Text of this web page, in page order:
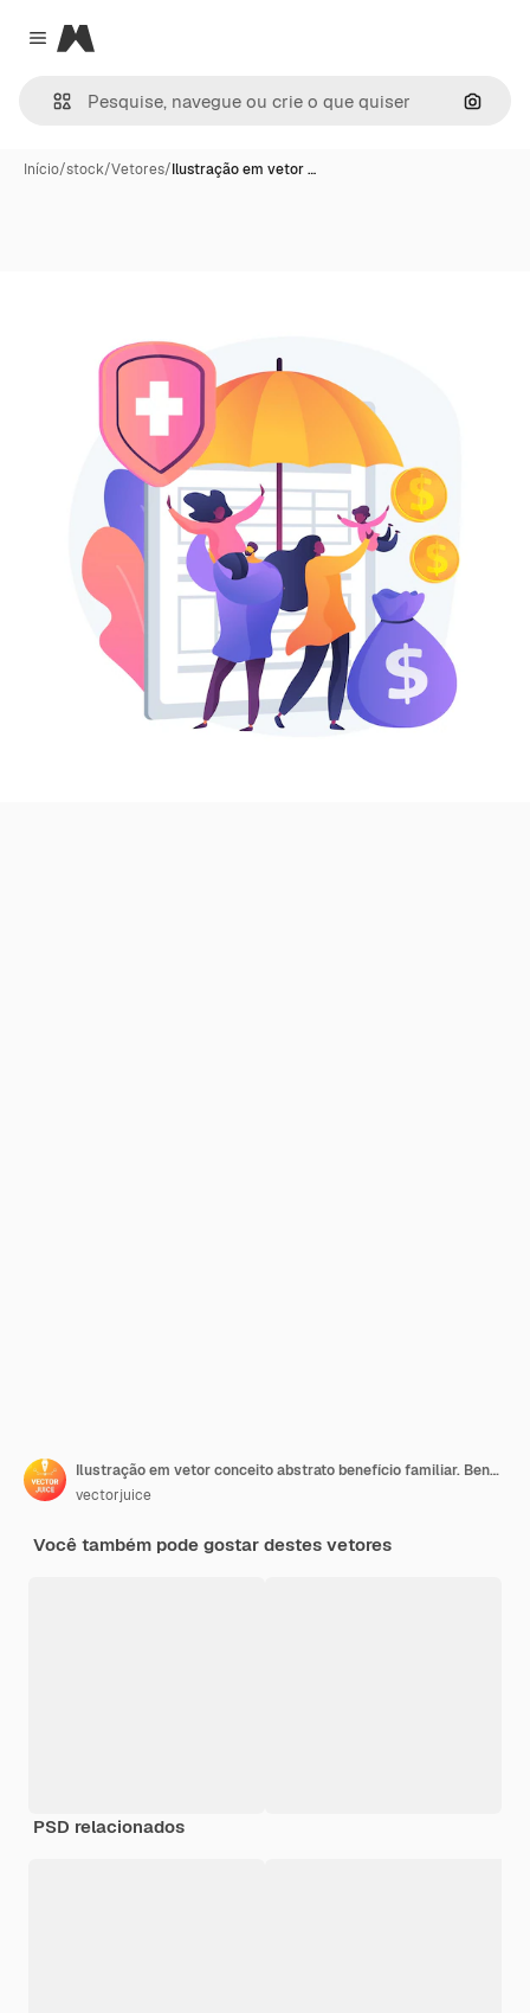
Close menu
Magnific
Início/stock/Vetores/Ilustração em vetor …
Ilustração em vetor conceito abstrato benefício familiar. Benefício fiscal familiar, pagamento por criança, ajuda na criação dos filhos, suporte econômico, agente de seguros, cofrinho, metáfora abstrata de dinheiro.
vectorjuice
Você também pode gostar destes vetores
PSD relacionados